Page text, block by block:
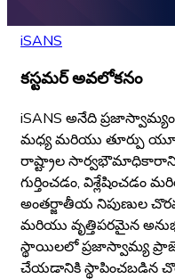
iSANS
కస్టమర్ అవలోకనం
iSANS అనేది
మధ్య మరియు తూర్పు
రాష్ట్రాల సార్వభౌమాధికారానికి
గుర్తించడం, విశ్లేషించడం
అంతర్జాతీయ నిపుణుల
మరియు వృత్తిపరమైన
స్థాయిలలో ప్రజాస్వామ్య
చేయడానికి స్థాపించబడిన